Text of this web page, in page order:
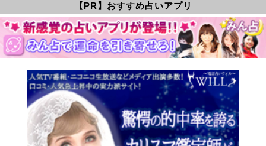
【PR】おすすめ占いアプリ